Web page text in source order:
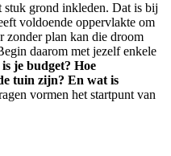
grond inkleden. Dat is bij
voldoende oppervlakte om
zonder plan kan die droom
daarom met jezelf enkele
je budget? Hoe
tuin zijn? En wat is
vormen het startpunt van